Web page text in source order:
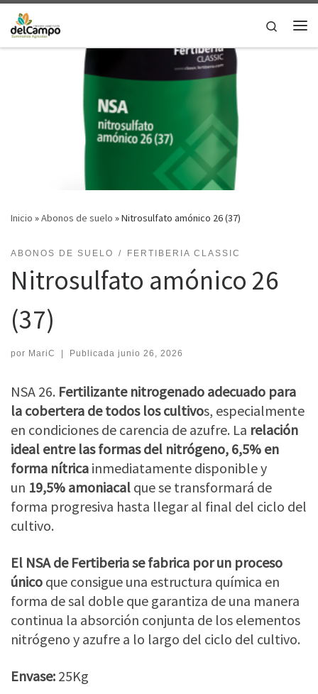
Saltar al contenido
Search
Inicio »Abonos de suelo »Nitrosulfato amónico 26 (37)
ABONOS DE SUELO FERTIBERIA CLASSIC
Nitrosulfato amónico 26
(37)
por MariC | Publicada junio 26, 2026
NSA 26. Fertilizante nitrogenado adecuado para
la cobertera de todos los cultivos, especialmente
en condiciones de carencia de azufre. La relación
ideal entre las formas del nitrógeno, 6,5% en
forma nítrica inmediatamente disponible y
un 19,5% amoniacal que se transformará de
forma progresiva hasta llegar al final del ciclo del
cultivo.
El NSA de Fertiberia se fabrica por un proceso
único que consigue una estructura química en
forma de sal doble que garantiza de una manera
continua la absorción conjunta de los elementos
nitrógeno y azufre a lo largo del ciclo del cultivo.
Envase: 25Kg